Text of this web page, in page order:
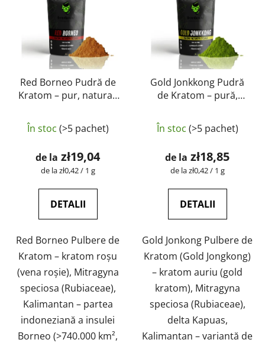
Red Borneo Pudră de
Kratom – pur, natural,
GreenGuru
medie
a
produsului
5,0
stele.
În stoc (>5 pachet)
de la zł19,04
Evaluare
de la zł0,42 / 1 g
DETALII
Red Borneo Pulbere de
Kratom – kratom roșu
(vena roșie), Mitragyna
speciosa (Rubiaceae),
Kalimantan – partea
indoneziană a insulei
Borneo (>740.000 km²,
Gold Jonkkong Pudră
de Kratom – pură,
laborator | GreenGuru
În stoc (>5 pachet)
de la zł18,85
Evaluare
de la zł0,42 / 1 g
DETALII
Gold Jonkong Pulbere de
Kratom (Gold Jongkong)
– kratom auriu (gold
kratom), Mitragyna
speciosa (Rubiaceae),
delta Kapuas,
Kalimantan – variantă de